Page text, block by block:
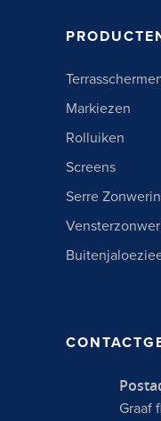
Markiezen
Rolluiken
Screens
Serre
Graaf